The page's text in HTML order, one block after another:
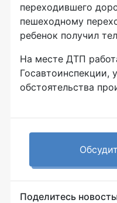
переходившего
пешеходному
ребенок получил
На месте ДТП
Госавтоинспекции,
обстоятельства
Поделитесь